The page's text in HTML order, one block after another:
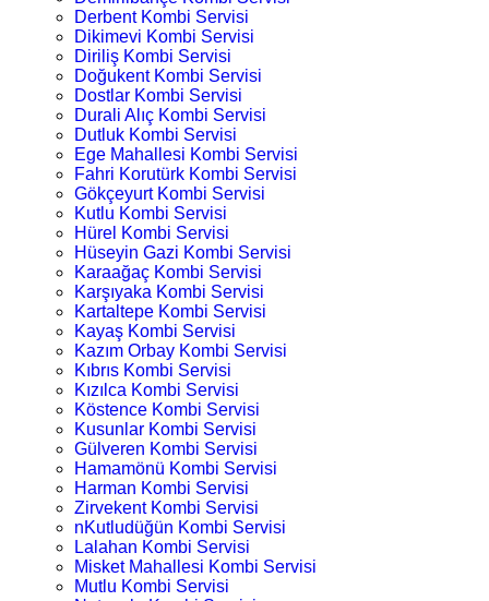
Derbent Kombi Servisi
Dikimevi Kombi Servisi
Diriliş Kombi Servisi
Doğukent Kombi Servisi
Dostlar Kombi Servisi
Durali Alıç Kombi Servisi
Dutluk Kombi Servisi
Ege Mahallesi Kombi Servisi
Fahri Korutürk Kombi Servisi
Gökçeyurt Kombi Servisi
Kutlu Kombi Servisi
Hürel Kombi Servisi
Hüseyin Gazi Kombi Servisi
Karaağaç Kombi Servisi
Karşıyaka Kombi Servisi
Kartaltepe Kombi Servisi
Kayaş Kombi Servisi
Kazım Orbay Kombi Servisi
Kıbrıs Kombi Servisi
Kızılca Kombi Servisi
Köstence Kombi Servisi
Kusunlar Kombi Servisi
Gülveren Kombi Servisi
Hamamönü Kombi Servisi
Harman Kombi Servisi
Zirvekent Kombi Servisi
nKutludüğün Kombi Servisi
Lalahan Kombi Servisi
Misket Mahallesi Kombi Servisi
Mutlu Kombi Servisi